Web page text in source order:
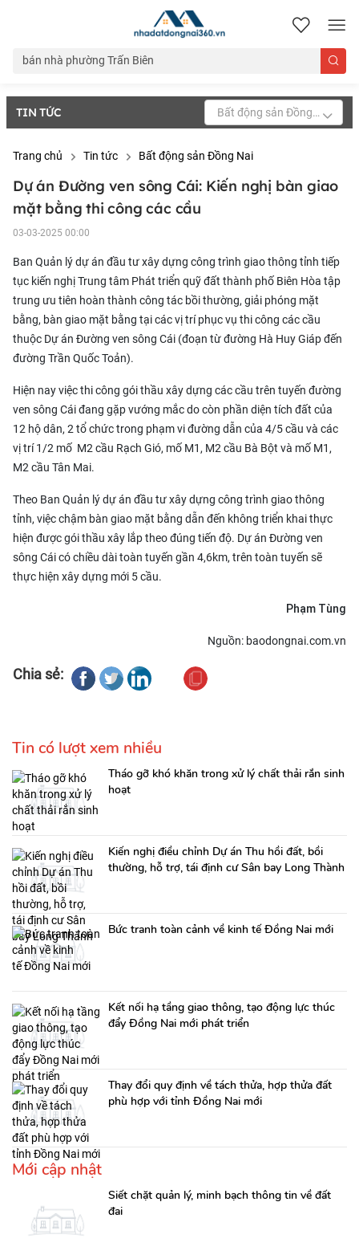
nhadatdongnai360.vn
TIN TỨC Bất động sản Đồng Nai
Trang chủ Tin tức Bất động sản Đồng Nai
Dự án Đường ven sông Cái: Kiến nghị bàn giao
mặt bằng thi công các cầu
03-03-2025 00:00
Ban Quản lý dự án đầu tư xây dựng công trình giao thông tỉnh tiếp
tục kiến nghị Trung tâm Phát triển quỹ đất thành phố Biên Hòa tập
trung ưu tiên hoàn thành công tác bồi thường, giải phóng mặt
bằng, bàn giao mặt bằng tại các vị trí phục vụ thi công các cầu
thuộc Dự án Đường ven sông Cái (đoạn từ đường Hà Huy Giáp đến
đường Trần Quốc Toản).
Hiện nay việc thi công gói thầu xây dựng các cầu trên tuyến đường
ven sông Cái đang gặp vướng mắc do còn phần diện tích đất của
12 hộ dân, 2 tổ chức trong phạm vi đường dẫn của 4/5 cầu và các
vị trí 1/2 mố M2 cầu Rạch Gió, mố M1, M2 cầu Bà Bột và mố M1,
M2 cầu Tân Mai.
Theo Ban Quản lý dự án đầu tư xây dựng công trình giao thông
tỉnh, việc chậm bàn giao mặt bằng dẫn đến không triển khai thực
hiện được gói thầu xây lắp theo đúng tiến độ. Dự án Đường ven
sông Cái có chiều dài toàn tuyến gần 4,6km, trên toàn tuyến sẽ
thực hiện xây dựng mới 5 cầu.
Phạm Tùng
Nguồn: baodongnai.com.vn
Chia sẻ:
Tin có lượt xem nhiều
Tháo gỡ khó khăn trong xử lý chất thải rắn sinh
hoạt
Kiến nghị điều chỉnh Dự án Thu hồi đất, bồi
thường, hỗ trợ, tái định cư Sân bay Long Thành
Bức tranh toàn cảnh về kinh tế Đồng Nai mới
Kết nối hạ tầng giao thông, tạo động lực thúc
đẩy Đồng Nai mới phát triển
Thay đổi quy định về tách thửa, hợp thửa đất
phù hợp với tỉnh Đồng Nai mới
Mới cập nhật
Siết chặt quản lý, minh bạch thông tin về đất
đai